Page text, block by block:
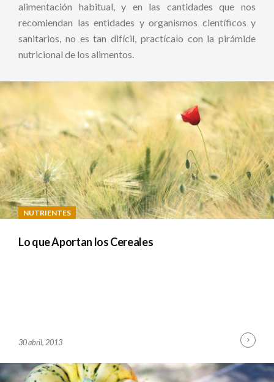
alimentación habitual, y en las cantidades que nos
recomiendan las entidades y organismos científicos y
sanitarios, no es tan difícil, practícalo con la pirámide
nutricional de los alimentos.
NUTRIENTES
Lo que Aportan los Cereales
B
A
D
30 abril, 2013